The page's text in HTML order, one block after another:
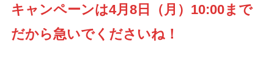
キャンペーンは4月8日（月）10:00まで
だから急いでくださいね！